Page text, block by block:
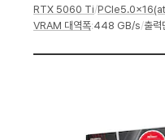
상
세
스
RTX 5060 Ti/
VRAM 대역폭:448 GB/s/출력